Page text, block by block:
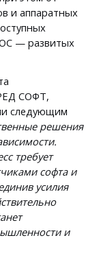
и аппаратных
— развитых
СОФТ,
следующим
решения
требует
софта и
усилия
и